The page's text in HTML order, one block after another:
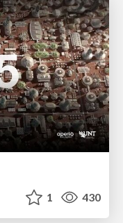
1 430